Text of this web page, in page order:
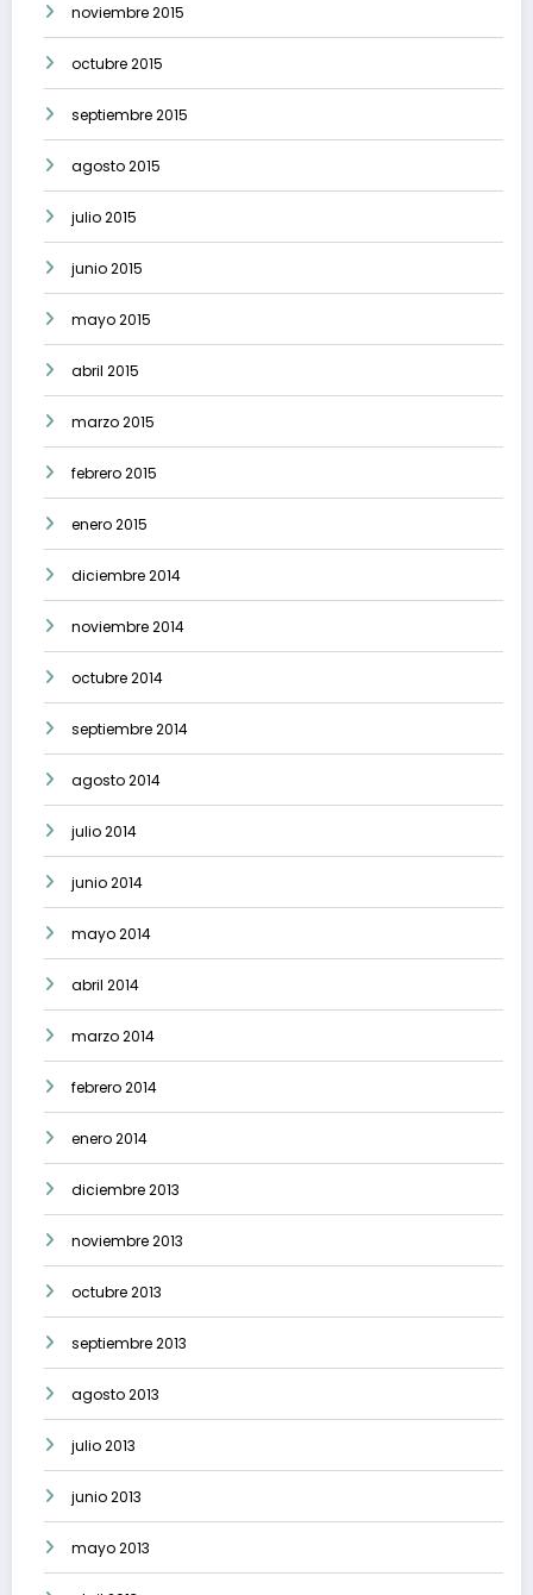
noviembre 2015
octubre 2015
septiembre 2015
agosto 2015
julio 2015
junio 2015
mayo 2015
abril 2015
marzo 2015
febrero 2015
enero 2015
diciembre 2014
noviembre 2014
octubre 2014
septiembre 2014
agosto 2014
julio 2014
junio 2014
mayo 2014
abril 2014
marzo 2014
febrero 2014
enero 2014
diciembre 2013
noviembre 2013
octubre 2013
septiembre 2013
agosto 2013
julio 2013
junio 2013
mayo 2013